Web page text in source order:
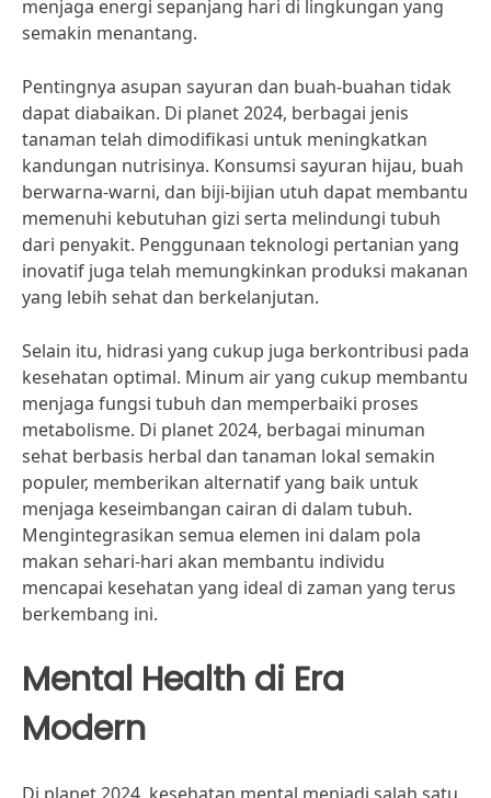
menjaga energi sepanjang hari di lingkungan yang
semakin menantang.
Pentingnya asupan sayuran dan buah-buahan tidak
dapat diabaikan. Di planet 2024, berbagai jenis
tanaman telah dimodifikasi untuk meningkatkan
kandungan nutrisinya. Konsumsi sayuran hijau, buah
berwarna-warni, dan biji-bijian utuh dapat membantu
memenuhi kebutuhan gizi serta melindungi tubuh
dari penyakit. Penggunaan teknologi pertanian yang
inovatif juga telah memungkinkan produksi makanan
yang lebih sehat dan berkelanjutan.
Selain itu, hidrasi yang cukup juga berkontribusi pada
kesehatan optimal. Minum air yang cukup membantu
menjaga fungsi tubuh dan memperbaiki proses
metabolisme. Di planet 2024, berbagai minuman
sehat berbasis herbal dan tanaman lokal semakin
populer, memberikan alternatif yang baik untuk
menjaga keseimbangan cairan di dalam tubuh.
Mengintegrasikan semua elemen ini dalam pola
makan sehari-hari akan membantu individu
mencapai kesehatan yang ideal di zaman yang terus
berkembang ini.
Mental Health di Era
Modern